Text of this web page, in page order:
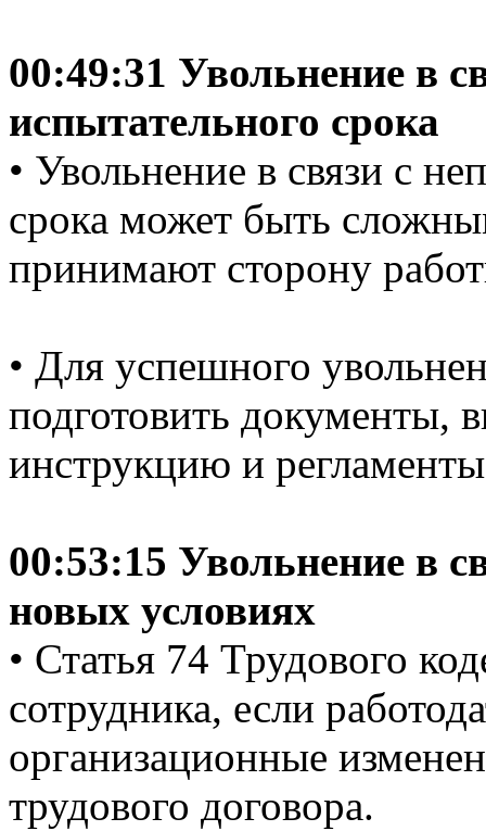
00:49:31 Увольнение в
испытательного срока
• Увольнение в связи с
срока может быть
принимают сторону
• Для успешного
подготовить документы,
инструкцию и
00:53:15 Увольнение в
новых условиях
• Статья 74 Трудового
сотрудника, если
организационные
трудового договора.